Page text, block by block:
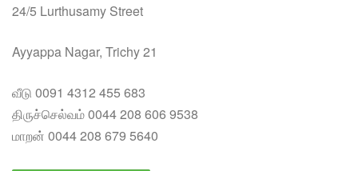
24/5 Lurthusamy Street
Ayyappa Nagar, Trichy 21
வீடு 0091 4312 455 683
திருச்செல்வம் 0044 208 606 9538
மாறன் 0044 208 679 5640